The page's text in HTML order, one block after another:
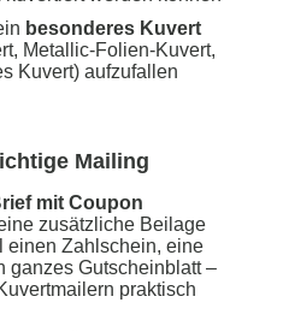
besonderes Kuvert
Metallic-Folien-Kuvert,
Kuvert) aufzufallen
Mailing
mit Coupon
zusätzliche Beilage
einen Zahlschein, eine
ganzes Gutscheinblatt –
praktisch